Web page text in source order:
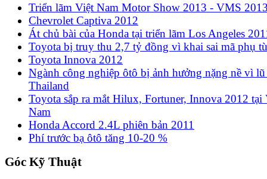
Triển lãm Việt Nam Motor Show 2013 - VMS
Chevrolet Captiva 2012
Át chủ bài của Honda tại triển lãm Los Angeles
Toyota bị truy thu 2,7 tỷ đồng vì khai sai mã phụ
Toyota Innova 2012
Ngành công nghiệp ôtô bị ảnh hưởng nặng nề vì
Thailand
Toyota sắp ra mắt Hilux, Fortuner, Innova 2012 tại
Nam
Honda Accord 2.4L phiên bản 2011
Phí trước bạ ôtô tăng 10-20 %
Góc Kỹ Thuật